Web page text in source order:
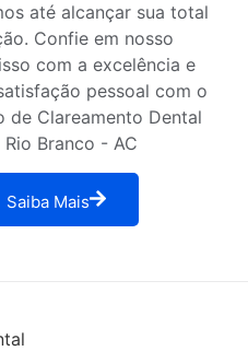
até alcançar sua total
Confie em nosso
com a excelência e
pessoal com o
de Clareamento Dental
Rio Branco - AC
Saiba Mais